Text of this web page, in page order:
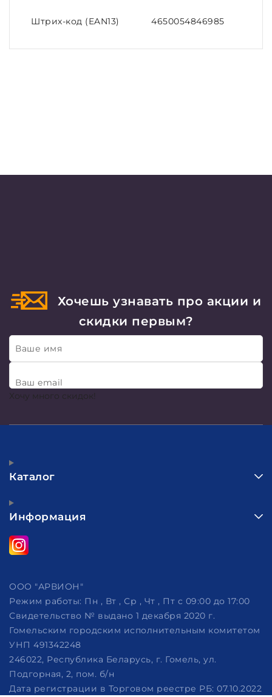
Штрих-код (EAN13) 4650054846985
Хочешь узнавать про акции и
скидки первым?
Ваше имя
Ваш email
Хочу много скидок!
Каталог
Информация
ООО "АРВИОН"
Режим работы: Пн , Вт , Ср , Чт , Пт c 09:00 до 17:00
Свидетельство № выдано 1 декабря 2020 г.
Гомельским городским исполнительным комитетом
УНП 491342248
246022, Республика Беларусь, г. Гомель, ул.
Подгорная, 2, пом. б/н
Дата регистрации в Торговом реестре РБ: 07.10.2022